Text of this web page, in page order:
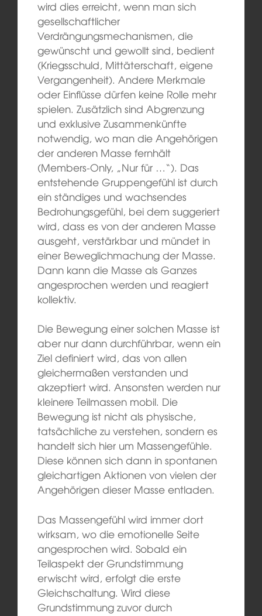
wird dies erreicht, wenn man sich
gesellschaftlicher
Verdrängungsmechanismen, die
gewünscht und gewollt sind, bedient
(Kriegsschuld, Mittäterschaft, eigene
Vergangenheit). Andere Merkmale
oder Einflüsse dürfen keine Rolle mehr
spielen. Zusätzlich sind Abgrenzung
und exklusive Zusammenkünfte
notwendig, wo man die Angehörigen
der anderen Masse fernhält
(Members-Only, „Nur für …“). Das
entstehende Gruppengefühl ist durch
ein ständiges und wachsendes
Bedrohungsgefühl, bei dem suggeriert
wird, dass es von der anderen Masse
ausgeht, verstärkbar und mündet in
einer Beweglichmachung der Masse.
Dann kann die Masse als Ganzes
angesprochen werden und reagiert
kollektiv.
Die Bewegung einer solchen Masse ist
aber nur dann durchführbar, wenn ein
Ziel definiert wird, das von allen
gleichermaßen verstanden und
akzeptiert wird. Ansonsten werden nur
kleinere Teilmassen mobil. Die
Bewegung ist nicht als physische,
tatsächliche zu verstehen, sondern es
handelt sich hier um Massengefühle.
Diese können sich dann in spontanen
gleichartigen Aktionen von vielen der
Angehörigen dieser Masse entladen.
Das Massengefühl wird immer dort
wirksam, wo die emotionelle Seite
angesprochen wird. Sobald ein
Teilaspekt der Grundstimmung
erwischt wird, erfolgt die erste
Gleichschaltung. Wird diese
Grundstimmung zuvor durch